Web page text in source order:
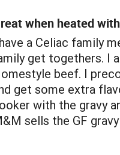
when heated
a Celiac family
get togethers. I
beef. I
get some extra
with the gravy
sells the GF